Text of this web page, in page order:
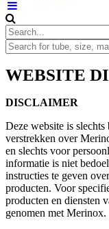
WEBSITE
DISCLAIMER
Deze website is
verstrekken over
en slechts voor
informatie is niet
instructies te geven
producten. Voor
producten en diensten
genomen met Merinox.